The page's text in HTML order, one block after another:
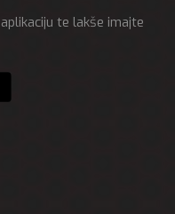
te lakše imajte